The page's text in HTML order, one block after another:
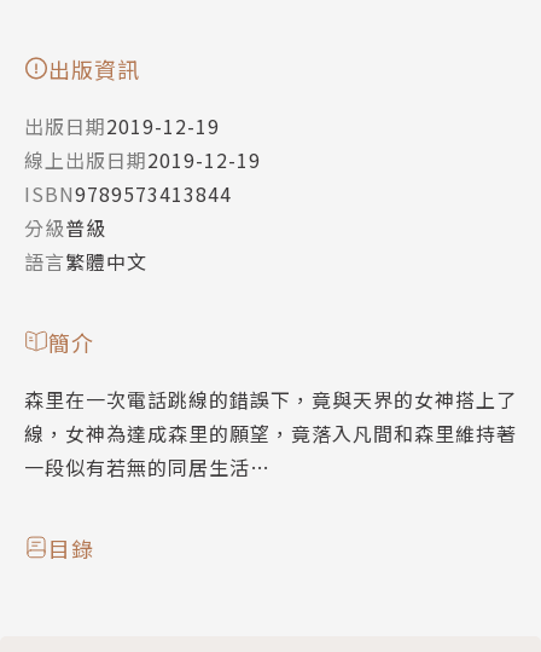
出版資訊
出版日期2019-12-19
線上出版日期2019-12-19
ISBN9789573413844
分級普級
語言繁體中文
簡介
森里在一次電話跳線的錯誤下，竟與天界的女神搭上了
線，女神為達成森里的願望，竟落入凡間和森里維持著
一段似有若無的同居生活…
目錄